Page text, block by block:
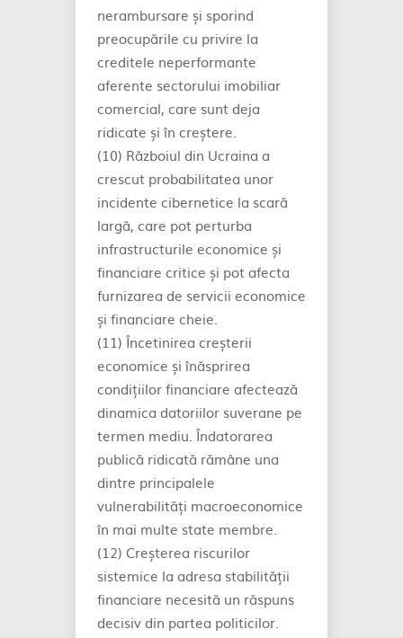
nerambursare și sporind
preocupările cu privire la
creditele neperformante
aferente sectorului imobiliar
comercial, care sunt deja
ridicate și în creștere.
(10) Războiul din Ucraina a
crescut probabilitatea unor
incidente cibernetice la scară
largă, care pot perturba
infrastructurile economice și
financiare critice și pot afecta
furnizarea de servicii economice
și financiare cheie.
(11) Încetinirea creșterii
economice și înăsprirea
condițiilor financiare afectează
dinamica datoriilor suverane pe
termen mediu. Îndatorarea
publică ridicată rămâne una
dintre principalele
vulnerabilități macroeconomice
în mai multe state membre.
(12) Creșterea riscurilor
sistemice la adresa stabilității
financiare necesită un răspuns
decisiv din partea politicilor.